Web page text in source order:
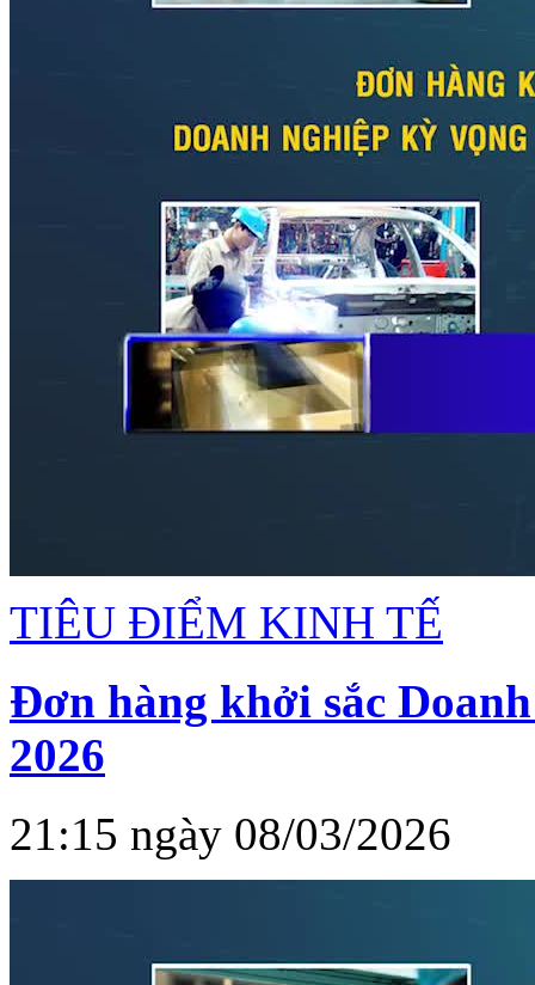
TIÊU ĐIỂM KINH TẾ
Đơn hàng khởi sắc
2026
21:15 ngày 08/03/2026